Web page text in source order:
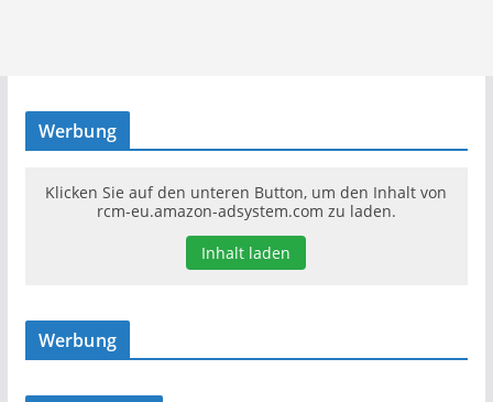
Werbung
Klicken Sie auf den unteren Button, um den Inhalt von
rcm-eu.amazon-adsystem.com zu laden.
Inhalt laden
Werbung